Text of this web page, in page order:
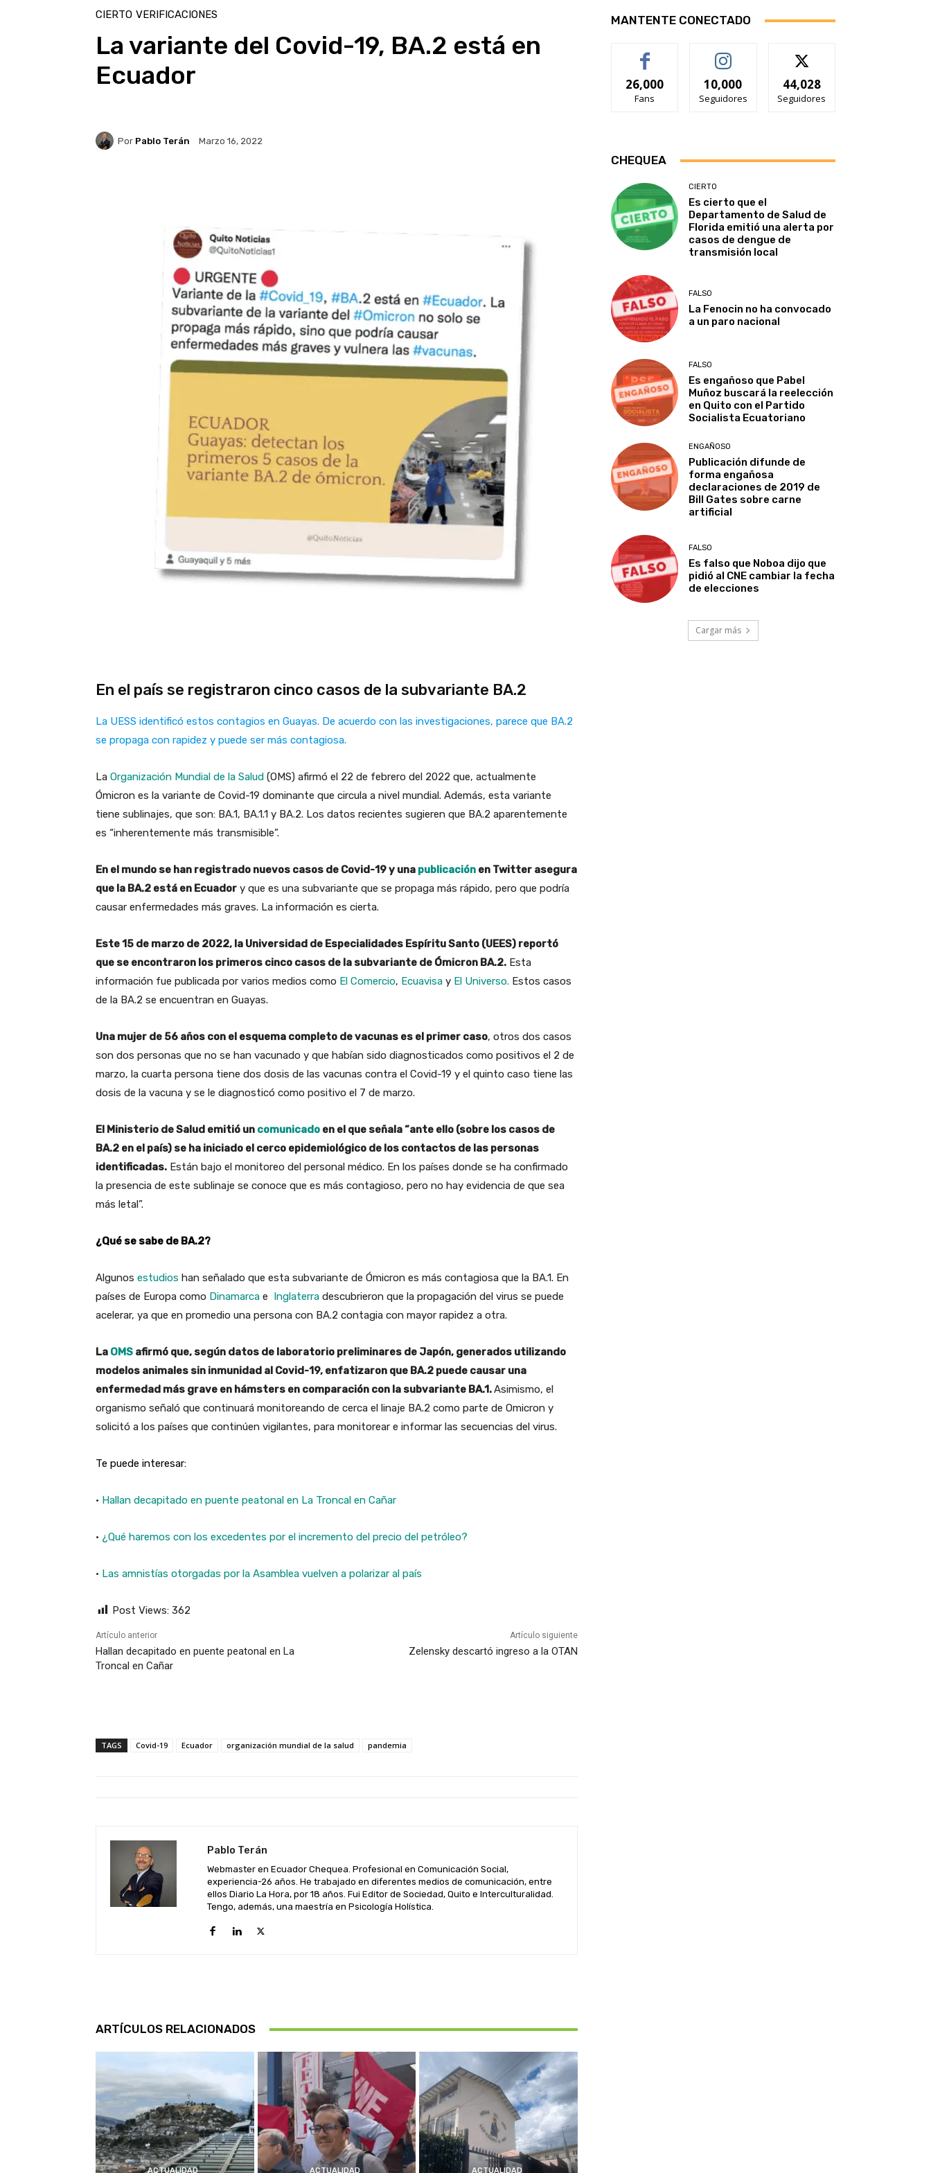
CIERTO VERIFICACIONES
La variante del Covid-19, BA.2 está en
Ecuador
Por Pablo Terán Marzo 16, 2022
En el país se registraron cinco casos de la subvariante BA.2
La UESS identificó estos contagios en Guayas. De acuerdo con las investigaciones, parece que BA.2
se propaga con rapidez y puede ser más contagiosa.
La Organización Mundial de la Salud (OMS) afirmó el 22 de febrero del 2022 que, actualmente
Ómicron es la variante de Covid-19 dominante que circula a nivel mundial. Además, esta variante
tiene sublinajes, que son: BA.1, BA.1.1 y BA.2. Los datos recientes sugieren que BA.2 aparentemente
es “inherentemente más transmisible”.
En el mundo se han registrado nuevos casos de Covid-19 y una publicación en Twitter asegura
que la BA.2 está en Ecuador y que es una subvariante que se propaga más rápido, pero que podría
causar enfermedades más graves. La información es cierta.
Este 15 de marzo de 2022, la Universidad de Especialidades Espíritu Santo (UEES) reportó
que se encontraron los primeros cinco casos de la subvariante de Ómicron BA.2. Esta
información fue publicada por varios medios como El Comercio, Ecuavisa y El Universo. Estos casos
de la BA.2 se encuentran en Guayas.
Una mujer de 56 años con el esquema completo de vacunas es el primer caso, otros dos casos
son dos personas que no se han vacunado y que habían sido diagnosticados como positivos el 2 de
marzo, la cuarta persona tiene dos dosis de las vacunas contra el Covid-19 y el quinto caso tiene las
dosis de la vacuna y se le diagnosticó como positivo el 7 de marzo.
El Ministerio de Salud emitió un comunicado en el que señala “ante ello (sobre los casos de
BA.2 en el país) se ha iniciado el cerco epidemiológico de los contactos de las personas
identificadas. Están bajo el monitoreo del personal médico. En los países donde se ha confirmado
la presencia de este sublinaje se conoce que es más contagioso, pero no hay evidencia de que sea
más letal”.
¿Qué se sabe de BA.2?
Algunos estudios han señalado que esta subvariante de Ómicron es más contagiosa que la BA.1. En
países de Europa como Dinamarca e Inglaterra descubrieron que la propagación del virus se puede
acelerar, ya que en promedio una persona con BA.2 contagia con mayor rapidez a otra.
La OMS afirmó que, según datos de laboratorio preliminares de Japón, generados utilizando
modelos animales sin inmunidad al Covid-19, enfatizaron que BA.2 puede causar una
enfermedad más grave en hámsters en comparación con la subvariante BA.1.Asimismo, el
organismo señaló que continuará monitoreando de cerca el linaje BA.2 como parte de Omicron y
solicitó a los países que continúen vigilantes, para monitorear e informar las secuencias del virus.
Te puede interesar:
· Hallan decapitado en puente peatonal en La Troncal en Cañar
· ¿Qué haremos con los excedentes por el incremento del precio del petróleo?
· Las amnistías otorgadas por la Asamblea vuelven a polarizar al país
Post Views: 362
Artículo anterior
Hallan decapitado en puente peatonal en La
Troncal en Cañar
Artículo siguiente
Zelensky descartó ingreso a la OTAN
TAGS Covid-19 Ecuador organización mundial de la salud pandemia
Pablo Terán
Webmaster en Ecuador Chequea. Profesional en Comunicación Social,
experiencia-26 años. He trabajado en diferentes medios de comunicación, entre
ellos Diario La Hora, por 18 años. Fui Editor de Sociedad, Quito e Interculturalidad.
Tengo, además, una maestría en Psicología Holística.
ARTÍCULOS RELACIONADOS
ACTUALIDAD ACTUALIDAD ACTUALIDAD
MANTENTE CONECTADO
26,000
Fans
10,000
Seguidores
44,028
Seguidores
CHEQUEA
CIERTO
Es cierto que el
Departamento de Salud de
Florida emitió una alerta por
casos de dengue de
transmisión local
FALSO
La Fenocin no ha convocado
a un paro nacional
FALSO
Es engañoso que Pabel
Muñoz buscará la reelección
en Quito con el Partido
Socialista Ecuatoriano
ENGAÑOSO
Publicación difunde de
forma engañosa
declaraciones de 2019 de
Bill Gates sobre carne
artificial
FALSO
Es falso que Noboa dijo que
pidió al CNE cambiar la fecha
de elecciones
Cargar más